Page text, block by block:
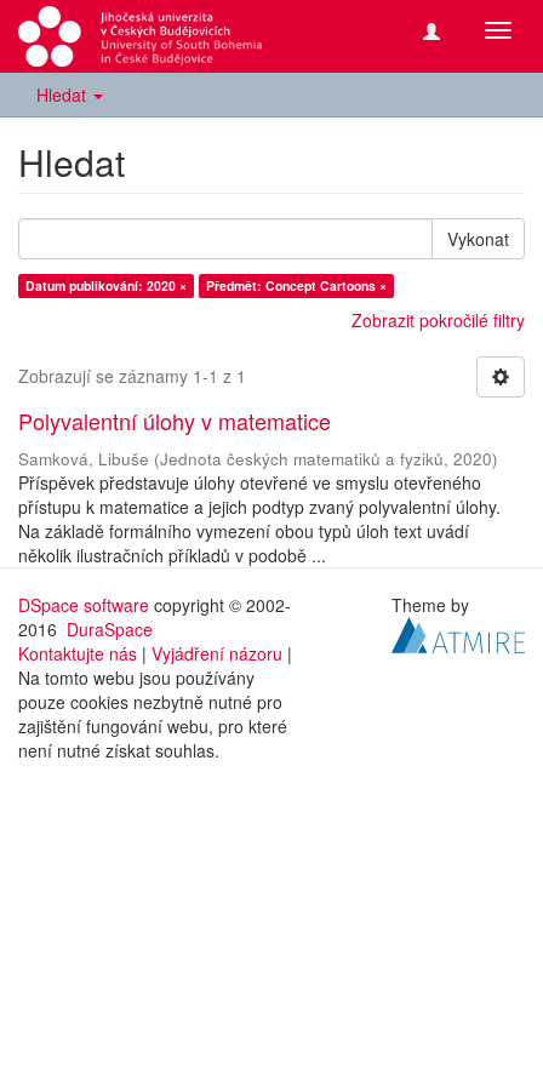
Hledat
Hledat
Vykonat
Datum publikování: 2020 × Předmět: Concept Cartoons ×
Zobrazit pokročilé filtry
Zobrazují se záznamy 1-1 z 1
Polyvalentní úlohy v matematice
Samková, Libuše (Jednota českých matematiků a fyziků, 2020)
Příspěvek představuje úlohy otevřené ve smyslu otevřeného
přístupu k matematice a jejich podtyp zvaný polyvalentní úlohy.
Na základě formálního vymezení obou typů úloh text uvádí
několik ilustračních příkladů v podobě ...
DSpace software copyright © 2002-
2016 DuraSpace
Kontaktujte nás | Vyjádření názoru |
Na tomto webu jsou používány
pouze cookies nezbytně nutné pro
zajištění fungování webu, pro které
není nutné získat souhlas.
Theme by